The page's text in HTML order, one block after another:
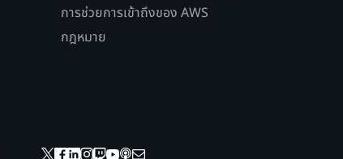
การช่วยการเข้าถึงของ AWS
กฎหมาย